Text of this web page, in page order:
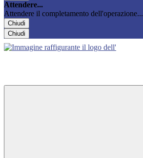
Attendere...
Attendere il completamento dell'operazione...
Chiudi
Chiudi